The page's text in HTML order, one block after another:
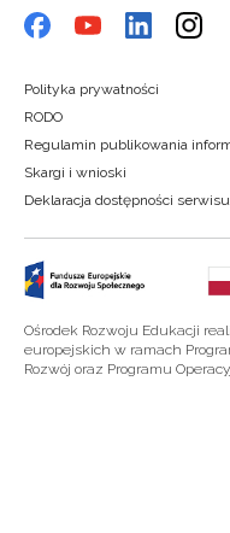
Polityka prywatności
RODO
Regulamin publikowania
Skargi i wnioski
Deklaracja dostępności serwisu
Ośrodek Rozwoju Edukacji
europejskich w ramach
Rozwój oraz Programu